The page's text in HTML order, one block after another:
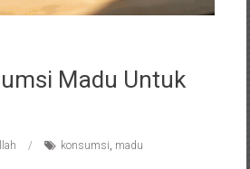
Madu Untuk
konsumsi madu